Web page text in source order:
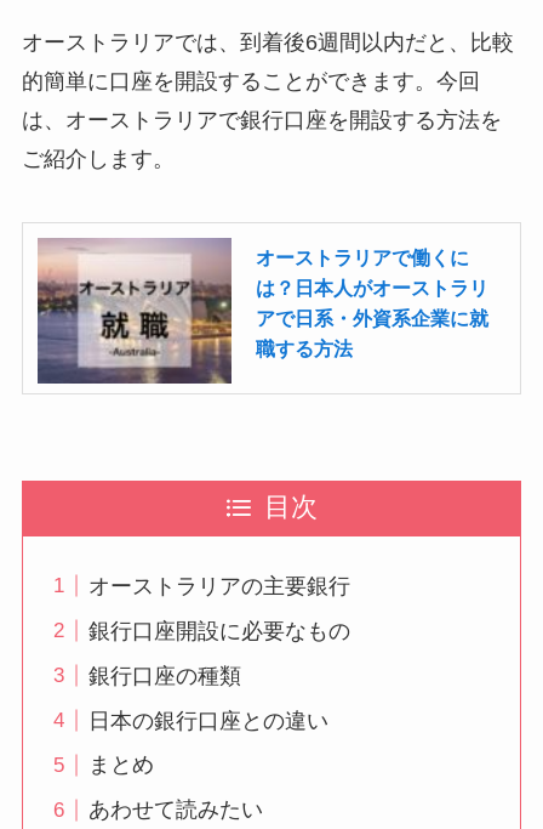
オーストラリアでは、到着後6週間以内だと、比較
的簡単に口座を開設することができます。今回
は、オーストラリアで銀行口座を開設する方法を
ご紹介します。
オーストラリアで働くに
は？日本人がオーストラリ
アで日系・外資系企業に就
職する方法
目次
オーストラリアの主要銀行
銀行口座開設に必要なもの
銀行口座の種類
日本の銀行口座との違い
まとめ
あわせて読みたい